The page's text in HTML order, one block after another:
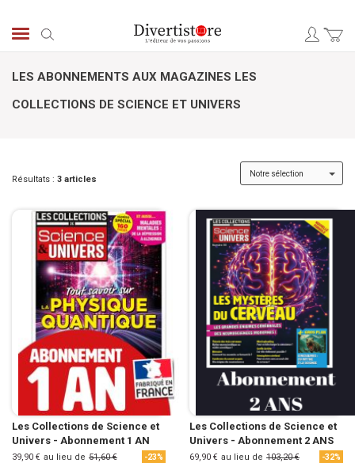
LES ABONNEMENTS AUX MAGAZINES LES
COLLECTIONS DE SCIENCE ET UNIVERS
Résultats : 3 articles
Les Collections de Science et
Univers - Abonnement 1 AN
39,90 € au lieu de 51,60 € -23%
Les Collections de Science et
Univers - Abonnement 2 ANS
69,90 € au lieu de 103,20 € -32%